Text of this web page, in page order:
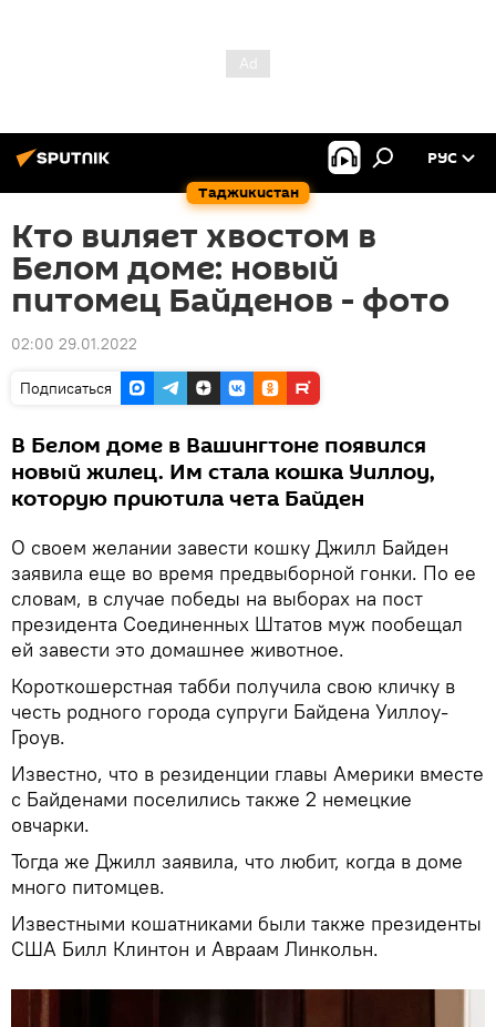
Таджикистан
РУС
Кто виляет хвостом в
Белом доме: новый
питомец Байденов - фото
02:00 29.01.2022
Подписаться
В Белом доме в Вашингтоне появился
новый жилец. Им стала кошка Уиллоу,
которую приютила чета Байден
О своем желании завести кошку Джилл Байден
заявила еще во время предвыборной гонки. По ее
словам, в случае победы на выборах на пост
президента Соединенных Штатов муж пообещал
ей завести это домашнее животное.
Короткошерстная табби получила свою кличку в
честь родного города супруги Байдена Уиллоу-
Гроув.
Известно, что в резиденции главы Америки вместе
с Байденами поселились также 2 немецкие
овчарки.
Тогда же Джилл заявила, что любит, когда в доме
много питомцев.
Известными кошатниками были также президенты
США Билл Клинтон и Авраам Линкольн.